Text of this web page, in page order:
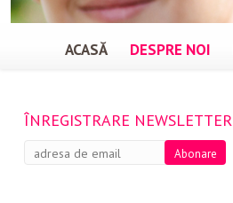
ACASĂ DESPRE NOI
ÎNREGISTRARE NEWSLETTER